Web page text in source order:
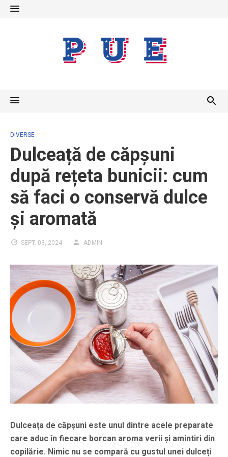
Skip
DIVERSE
Dulceață de căpșuni
după rețeta bunicii: cum
să faci o conservă dulce
și aromată
SEPT. 03, 2024 ADMIN
Dulceața de căpșuni este unul dintre acele preparate
care aduc în fiecare borcan aroma verii și amintiri din
copilărie. Nimic nu se compară cu gustul unei dulceți